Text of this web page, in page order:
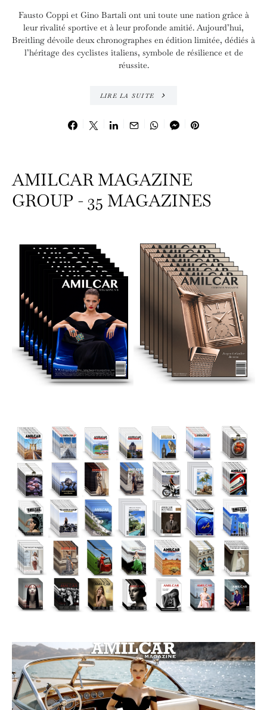
Fausto Coppi et Gino Bartali ont uni toute une nation grâce à
leur rivalité sportive et à leur profonde amitié. Aujourd’hui,
Breitling dévoile deux chronographes en édition limitée, dédiés à
l’héritage des cyclistes italiens, symbole de résilience et de
réussite.
LIRE LA SUITE
AMILCAR MAGAZINE
GROUP - 35 MAGAZINES